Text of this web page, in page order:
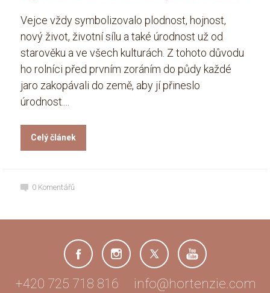
Vejce vždy symbolizovalo plodnost, hojnost,
nový život, životní sílu a také úrodnost už od
starověku a ve všech kulturách. Z tohoto důvodu
ho rolníci před prvním zoráním do půdy každé
jaro zakopávali do země, aby jí přineslo
úrodnost....
Celý článek
0 Komentářů
+420 725 718 816 info@hortenzie.com